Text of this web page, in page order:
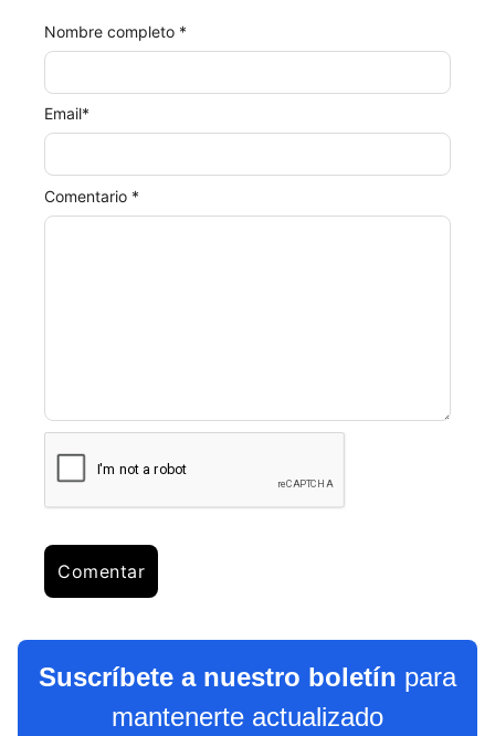
Comentario *
Nombre completo *
Email*
Suscríbete a nuestro boletín para
mantenerte actualizado